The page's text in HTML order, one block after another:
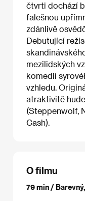
čtvrti dochází
falešnou
zdánlivě
Debutující
mezilidských
komedií
vzhledu.
atraktivitě
(Steppenwolf,
Cash).
O filmu
79 min /